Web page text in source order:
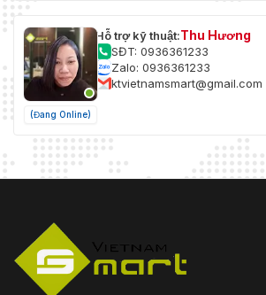
(Đang Online)
Hỗ trợ kỹ thuật:Thu Hương
SĐT: 0936361233
Zalo: 0936361233
ktvietnamsmart@gmail.com